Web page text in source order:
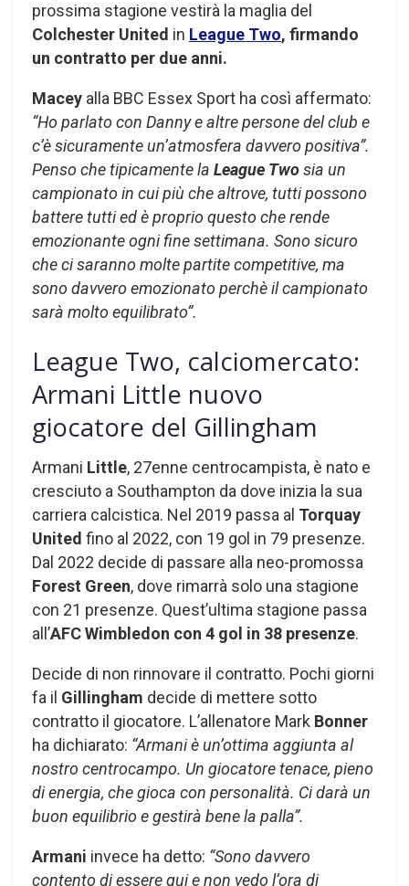
prossima stagione vestirà la maglia del
Colchester United in League Two, firmando
un contratto per due anni.
Macey alla BBC Essex Sport ha così affermato:
“Ho parlato con Danny e altre persone del club e
c’è sicuramente un’atmosfera davvero positiva”.
Penso che tipicamente la League Twosia un
campionato in cui più che altrove, tutti possono
battere tutti ed è proprio questo che rende
emozionante ogni fine settimana. Sono sicuro
che ci saranno molte partite competitive, ma
sono davvero emozionato perchè il campionato
sarà molto equilibrato”.
League Two, calciomercato:
Armani Little nuovo
giocatore del Gillingham
Armani Little, 27enne centrocampista, è nato e
cresciuto a Southampton da dove inizia la sua
carriera calcistica. Nel 2019 passa al Torquay
United fino al 2022, con 19 gol in 79 presenze.
Dal 2022 decide di passare alla neo-promossa
Forest Green, dove rimarrà solo una stagione
con 21 presenze. Quest’ultima stagione passa
all’AFC Wimbledon con 4 gol in 38 presenze.
Decide di non rinnovare il contratto. Pochi giorni
fa il Gillingham decide di mettere sotto
contratto il giocatore. L’allenatore Mark Bonner
ha dichiarato: “Armani è un’ottima aggiunta al
nostro centrocampo. Un giocatore tenace, pieno
di energia, che gioca con personalità. Ci darà un
buon equilibrio e gestirà bene la palla”.
Armani invece ha detto: “Sono davvero
contento di essere qui e non vedo l’ora di